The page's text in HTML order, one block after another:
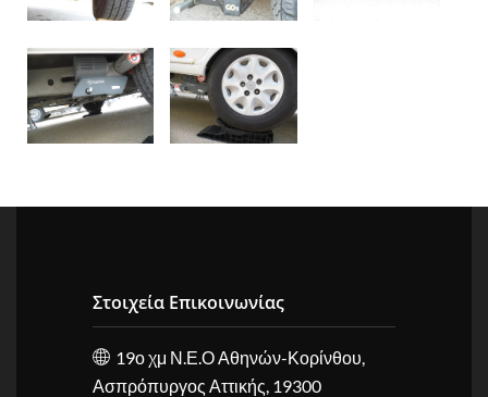
Στοιχεία Επικοινωνίας
19ο χμ Ν.Ε.Ο Αθηνών-Κορίνθου,
Ασπρόπυργος Αττικής, 19300